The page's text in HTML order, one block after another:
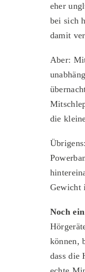
eher
bei sich
damit
Aber:
die
Gewicht
Noch
können,
dass die